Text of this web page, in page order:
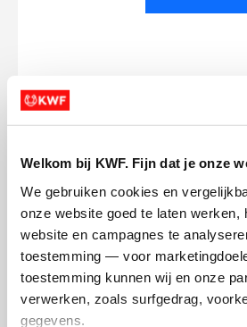
Welkom bij KWF. Fijn dat je onze
We gebruiken cookies en
onze website goed te laten werken,
website en campagnes te
toestemming — voor
toestemming kunnen wij en onze
verwerken, zoals surfgedrag,
gegevens.
Opgehaald
€0
Doneer
Basma's